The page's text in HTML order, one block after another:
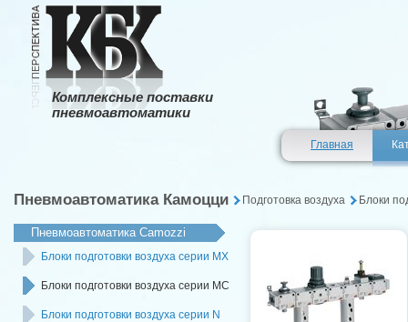
Комплексные поставки
пневмоавтоматики
Главная
Пневмоавтоматика Камоцци Подготовка воздуха Блоки
Пневмоавтоматика Camozzi
Блоки подготовки воздуха серии MX
Блоки подготовки воздуха серии MC
Блоки подготовки воздуха серии N